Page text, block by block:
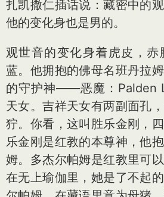
扎凯撒仁插话说：藏密中的
他的变化身也是男的。
观世音的变化身着虎皮，赤
蓝。他拥抱的佛母名班丹拉
的守护神——恶魔：Palden
天女。吉祥天女有两副面孔
狞。你看，这叫胜乐金刚，
乐金刚是红教的本尊神，他
姆。多杰尔帕姆是红教里可
在无上瑜伽里，她是了不起